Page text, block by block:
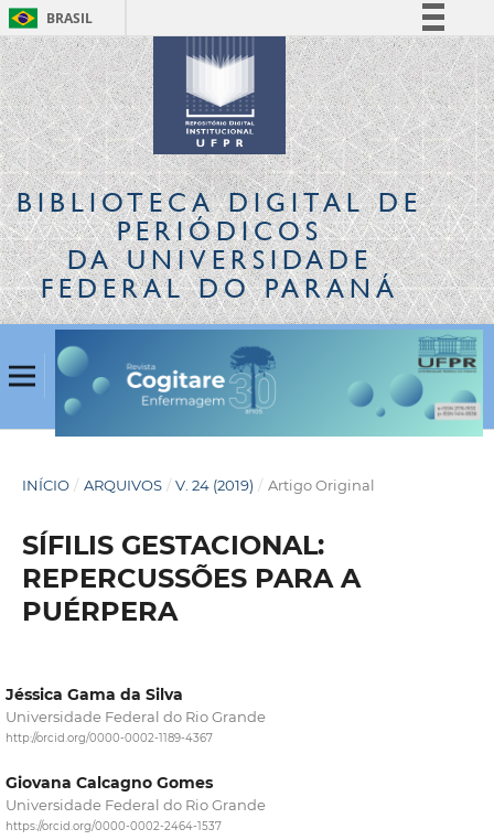
BRASIL
Simplifique!
Comunica BR
Participe
Acesso à informação
Legislação
Canais
BIBLIOTECA DIGITALDE
PERIÓDICOS
DA UNIVERSIDADE
FEDERAL DO PARANÁ
INÍCIO / ARQUIVOS / V. 24 (2019) / Artigo Original
SÍFILIS GESTACIONAL:
REPERCUSSÕES PARA A
PUÉRPERA
Jéssica Gama da Silva
Universidade Federal do Rio Grande
http://orcid.org/0000-0002-1189-4367
Giovana Calcagno Gomes
Universidade Federal do Rio Grande
https://orcid.org/0000-0002-2464-1537